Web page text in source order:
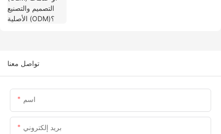
تواصل معنا
اسم
بريد إلكتروني